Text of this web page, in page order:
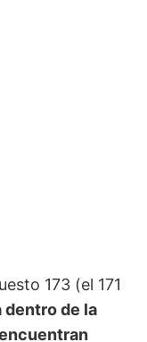
173 (el 171
de la